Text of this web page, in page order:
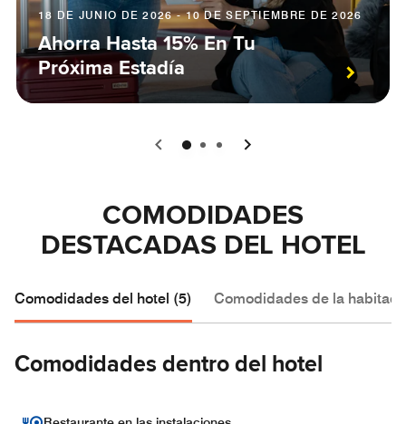
18 DE JUNIO DE 2026 - 10 DE SEPTIEMBRE DE 2026
Ahorra Hasta 15% En Tu
Próxima Estadía
0 1 2
COMODIDADES
DESTACADAS DEL HOTEL
Comodidades del hotel (5) Comodidades de la
Comodidades dentro del hotel